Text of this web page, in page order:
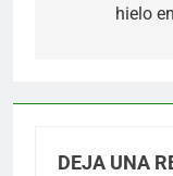
hielo
DEJA UNA